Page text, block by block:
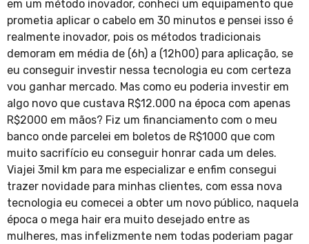
em um método inovador, conheci um equipamento que
prometia aplicar o cabelo em 30 minutos e pensei isso é
realmente inovador, pois os métodos tradicionais
demoram em média de (6h) a (12h00) para aplicação, se
eu conseguir investir nessa tecnologia eu com certeza
vou ganhar mercado. Mas como eu poderia investir em
algo novo que custava R$12.000 na época com apenas
R$2000 em mãos? Fiz um financiamento com o meu
banco onde parcelei em boletos de R$1000 que com
muito sacrifício eu conseguir honrar cada um deles.
Viajei 3mil km para me especializar e enfim consegui
trazer novidade para minhas clientes, com essa nova
tecnologia eu comecei a obter um novo público, naquela
época o mega hair era muito desejado entre as
mulheres, mas infelizmente nem todas poderiam pagar